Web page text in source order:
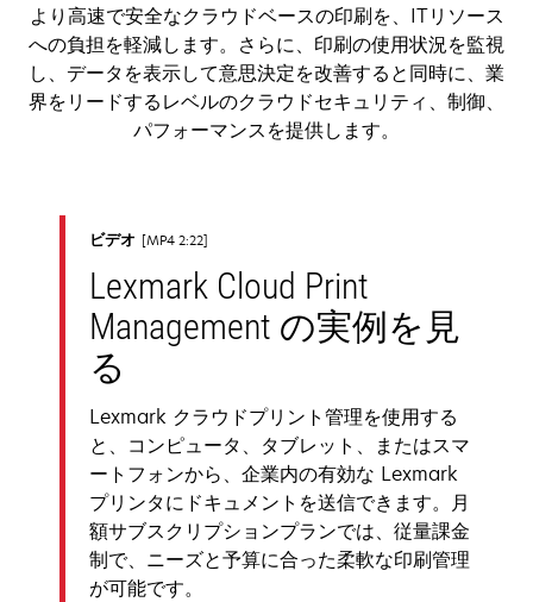
より高速で安全なクラウドベースの印刷を、ITリソース
への負担を軽減します。さらに、印刷の使用状況を監視
し、データを表示して意思決定を改善すると同時に、業
界をリードするレベルのクラウドセキュリティ、制御、
パフォーマンスを提供します。
ビデオ MP4 2:22
Lexmark Cloud Print
Management の実例を見
る
Lexmark クラウドプリント管理を使用する
と、コンピュータ、タブレット、またはスマ
ートフォンから、企業内の有効な Lexmark
プリンタにドキュメントを送信できます。月
額サブスクリプションプランでは、従量課金
制で、ニーズと予算に合った柔軟な印刷管理
が可能です。